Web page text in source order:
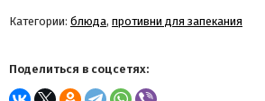
Категории: блюда, противни для запекания
Поделиться в соцсетях: